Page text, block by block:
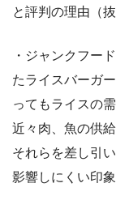
と評判の理由（抜
・ジャンクフー
たライスバーガ
ってもライスの
近々肉、魚の供
それらを差し引
影響しにくい印象